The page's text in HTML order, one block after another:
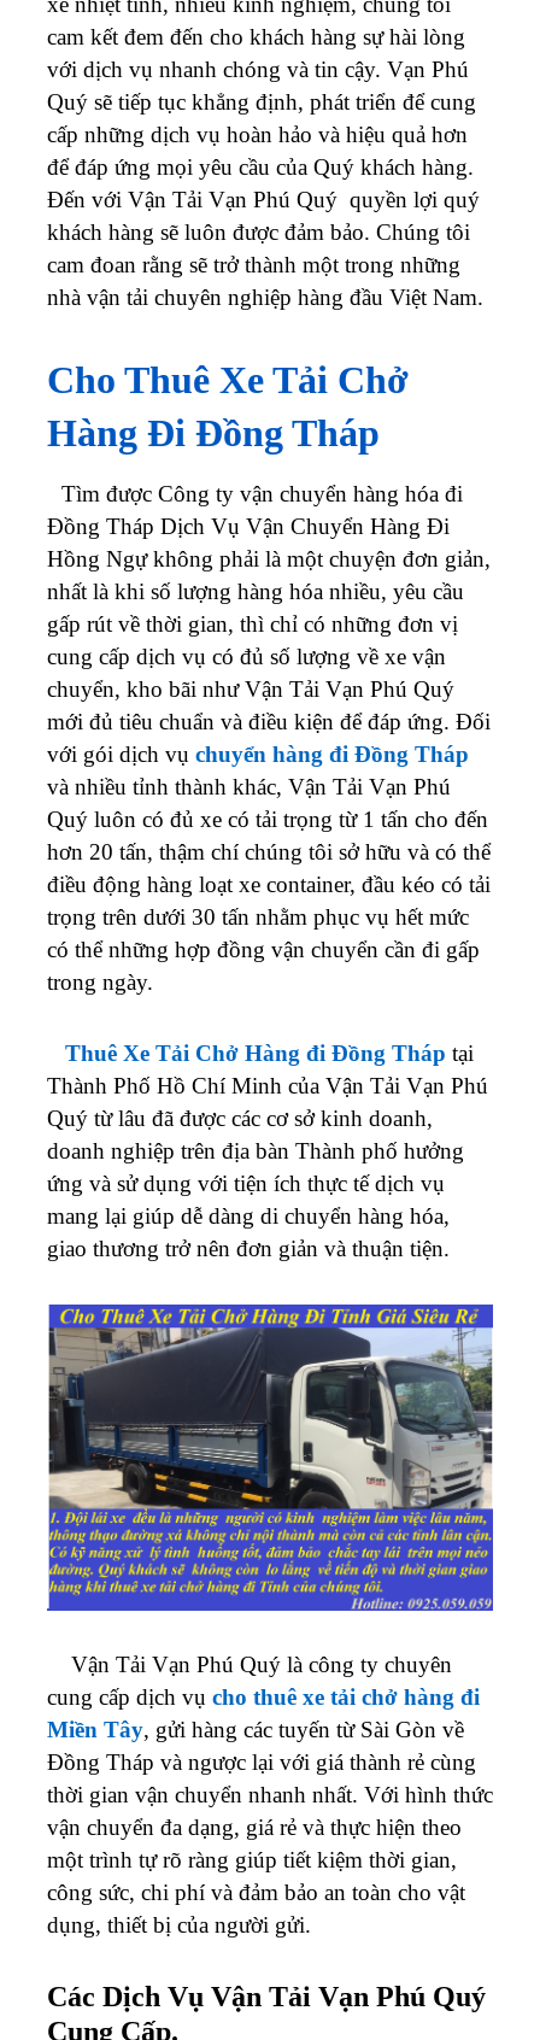
cam kết đem đến cho khách hàng sự hài lòng
với dịch vụ nhanh chóng và tin cậy. Vạn Phú
Quý sẽ tiếp tục khẳng định, phát triển để cung
cấp những dịch vụ hoàn hảo và hiệu quả hơn
để đáp ứng mọi yêu cầu của Quý khách hàng.
Đến với Vận Tải Vạn Phú Quý quyền lợi quý
khách hàng sẽ luôn được đảm bảo. Chúng tôi
cam đoan rằng sẽ trở thành một trong những
nhà vận tải chuyên nghiệp hàng đầu Việt Nam.
Cho Thuê Xe Tải Chở
Hàng Đi Đồng Tháp
Tìm được Công ty vận chuyển hàng hóa đi
Đồng Tháp Dịch Vụ Vận Chuyển Hàng Đi
Hồng Ngự không phải là một chuyện đơn giản,
nhất là khi số lượng hàng hóa nhiều, yêu cầu
gấp rút về thời gian, thì chỉ có những đơn vị
cung cấp dịch vụ có đủ số lượng về xe vận
chuyển, kho bãi như Vận Tải Vạn Phú Quý
mới đủ tiêu chuẩn và điều kiện để đáp ứng. Đối
với gói dịch vụ chuyển hàng đi Đồng Tháp
và nhiều tỉnh thành khác, Vận Tải Vạn Phú
Quý luôn có đủ xe có tải trọng từ 1 tấn cho đến
hơn 20 tấn, thậm chí chúng tôi sở hữu và có thể
điều động hàng loạt xe container, đầu kéo có tải
trọng trên dưới 30 tấn nhằm phục vụ hết mức
có thể những hợp đồng vận chuyển cần đi gấp
trong ngày.
Thuê Xe Tải Chở Hàng đi Đồng Tháp tại
Thành Phố Hồ Chí Minh của Vận Tải Vạn Phú
Quý từ lâu đã được các cơ sở kinh doanh,
doanh nghiệp trên địa bàn Thành phố hưởng
ứng và sử dụng với tiện ích thực tế dịch vụ
mang lại giúp dễ dàng di chuyển hàng hóa,
giao thương trở nên đơn giản và thuận tiện.
Vận Tải Vạn Phú Quý là công ty chuyên
cung cấp dịch vụ cho thuê xe tải chở hàng đi
Miền Tây, gửi hàng các tuyến từ Sài Gòn về
Đồng Tháp và ngược lại với giá thành rẻ cùng
thời gian vận chuyển nhanh nhất. Với hình thức
vận chuyển đa dạng, giá rẻ và thực hiện theo
một trình tự rõ ràng giúp tiết kiệm thời gian,
công sức, chi phí và đảm bảo an toàn cho vật
dụng, thiết bị của người gửi.
Các Dịch Vụ Vận Tải Vạn Phú Quý
Cung Cấp.